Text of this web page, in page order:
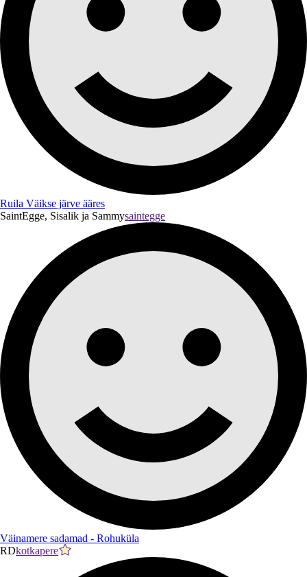
Ruila Väikse järve ääres
SaintEgge, Sisalik ja Sammysaintegge
Väinamere sadamad - Rohuküla
RDkotkapere